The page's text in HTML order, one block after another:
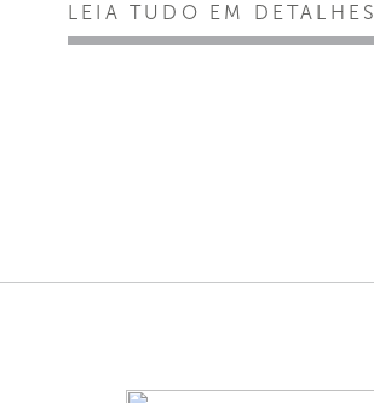
LEIA TUDO EM DETALHES